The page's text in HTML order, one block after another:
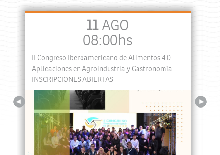
Previous
11 AGO
08:00hs
II Congreso Iberoamericano de Alimentos 4.0:
Aplicaciones en Agroindustria y Gastronomía.
INSCRIPCIONES ABIERTAS
Next